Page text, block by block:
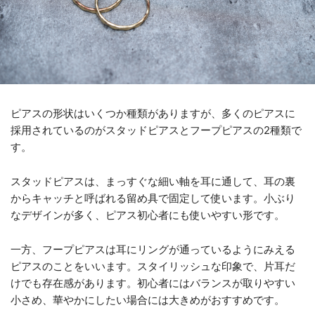
ピアスの形状はいくつか種類がありますが、多くのピアスに
採用されているのがスタッドピアスとフープピアスの2種類で
す。
スタッドピアスは、まっすぐな細い軸を耳に通して、耳の裏
からキャッチと呼ばれる留め具で固定して使います。小ぶり
なデザインが多く、ピアス初心者にも使いやすい形です。
一方、フープピアスは耳にリングが通っているようにみえる
ピアスのことをいいます。スタイリッシュな印象で、片耳だ
けでも存在感があります。初心者にはバランスが取りやすい
小さめ、華やかにしたい場合には大きめがおすすめです。